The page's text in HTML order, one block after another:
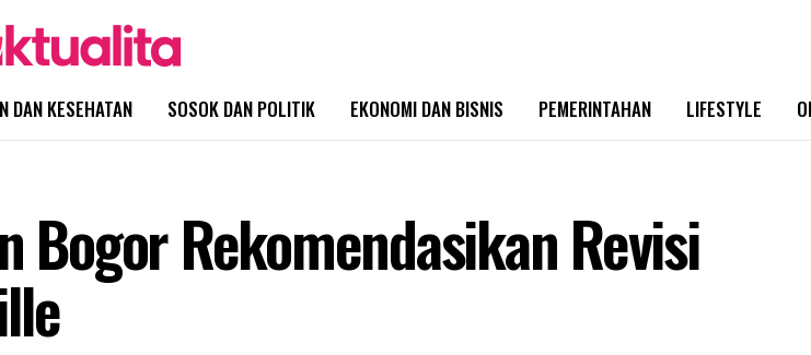
DAN KESEHATAN SOSOK DAN POLITIK EKONOMI DAN BISNIS PEMERINTAHAN LIFESTYLE
Bogor Rekomendasikan Revisi